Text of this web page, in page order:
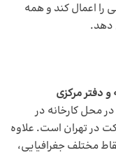
را اعمال کند و همه
دهد.
دفتر مرکزی
در محل کارخانه در
در تهران است. علاوه
مختلف جغرافیایی،